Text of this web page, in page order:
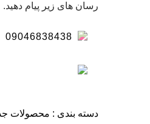
رسان های زیر پیام دهید.
09046838438
دسته بندی : محصولات